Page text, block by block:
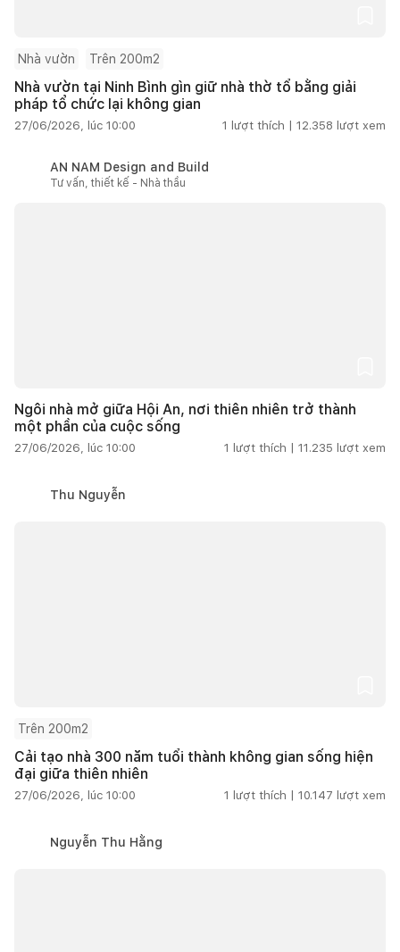
Nhà vườn Trên 200m2
Nhà vườn tại Ninh Bình gìn giữ nhà thờ tổ bằng giải
pháp tổ chức lại không gian
27/06/2026, lúc 10:00 1 lượt thích | 12.358 lượt xem
AN NAM Design and Build
Tư vấn, thiết kế - Nhà thầu
Ngôi nhà mở giữa Hội An, nơi thiên nhiên trở thành
một phần của cuộc sống
27/06/2026, lúc 10:00 1 lượt thích | 11.235 lượt xem
Thu Nguyễn
Trên 200m2
Cải tạo nhà 300 năm tuổi thành không gian sống hiện
đại giữa thiên nhiên
27/06/2026, lúc 10:00 1 lượt thích | 10.147 lượt xem
Nguyễn Thu Hằng